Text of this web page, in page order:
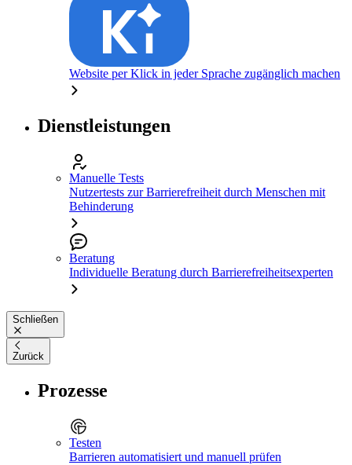
Website per Klick in jeder Sprache zugänglich machen
Dienstleistungen
Manuelle Tests
Nutzertests zur Barrierefreiheit durch Menschen mit
Behinderung
Beratung
Individuelle Beratung durch Barrierefreiheitsexperten
Schließen
Zurück
Prozesse
Testen
Barrieren automatisiert und manuell prüfen